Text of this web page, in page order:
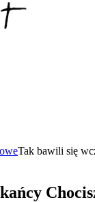
Tak bawili się